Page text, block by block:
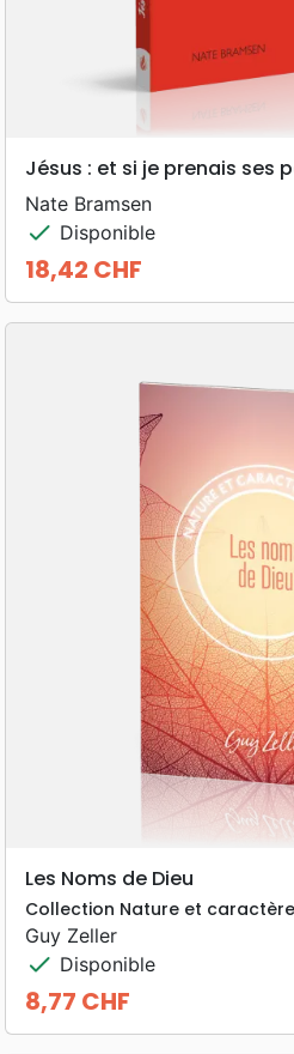
Jésus : et si je prenais ses
Nate Bramsen
check Disponible
Prix
18,42 CHF
Les Noms de Dieu
Collection Nature et
Guy Zeller
check Disponible
Prix
8,77 CHF